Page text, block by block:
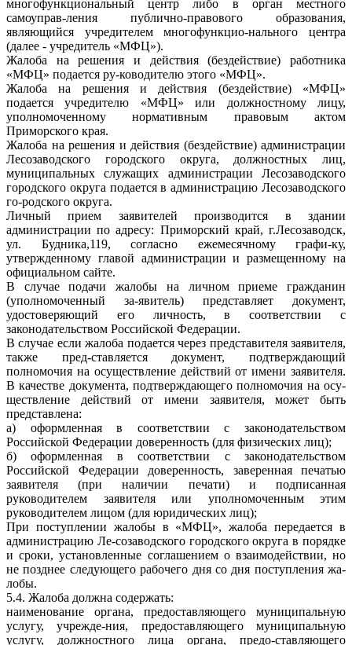
многофункциональный центр либо в орган местного
самоуправ-ления публично-правового образования,
являющийся учредителем многофункцио-нального центра
(далее - учредитель «МФЦ»).
Жалоба на решения и действия (бездействие) работника
«МФЦ» подается ру-ководителю этого «МФЦ».
Жалоба на решения и действия (бездействие) «МФЦ»
подается учредителю «МФЦ» или должностному лицу,
уполномоченному нормативным правовым актом
Приморского края.
Жалоба на решения и действия (бездействие) администрации
Лесозаводского городского округа, должностных лиц,
муниципальных служащих администрации Лесозаводского
городского округа подается в администрацию Лесозаводского
го-родского округа.
Личный прием заявителей производится в здании
администрации по адресу: Приморский край, г.Лесозаводск,
ул. Будника,119, согласно ежемесячному графи-ку,
утвержденному главой администрации и размещенному на
официальном сайте.
В случае подачи жалобы на личном приеме гражданин
(уполномоченный за-явитель) представляет документ,
удостоверяющий его личность, в соответствии с
законодательством Российской Федерации.
В случае если жалоба подается через представителя заявителя,
также пред-ставляется документ, подтверждающий
полномочия на осуществление действий от имени заявителя.
В качестве документа, подтверждающего полномочия на осу-
ществление действий от имени заявителя, может быть
представлена:
а) оформленная в соответствии с законодательством
Российской Федерации доверенность (для физических лиц);
б) оформленная в соответствии с законодательством
Российской Федерации доверенность, заверенная печатью
заявителя (при наличии печати) и подписанная
руководителем заявителя или уполномоченным этим
руководителем лицом (для юридических лиц);
При поступлении жалобы в «МФЦ», жалоба передается в
администрацию Ле-созаводского городского округа в порядке
и сроки, установленные соглашением о взаимодействии, но
не позднее следующего рабочего дня со дня поступления жа-
лобы.
5.4. Жалоба должна содержать:
наименование органа, предоставляющего муниципальную
услугу, учрежде-ния, предоставляющего муниципальную
услугу, должностного лица органа, предо-ставляющего